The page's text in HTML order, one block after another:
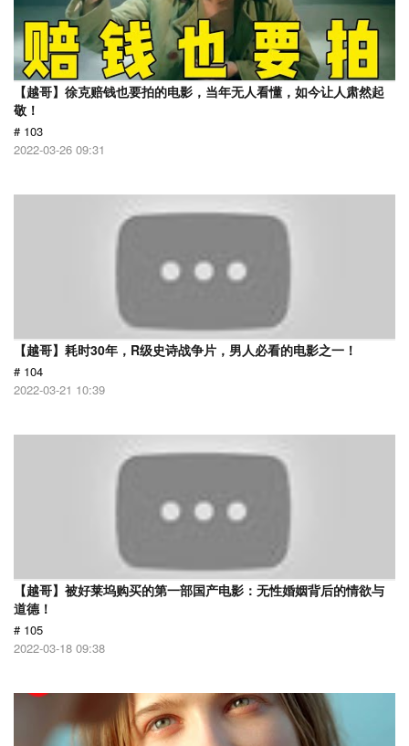
【越哥】徐克赔钱也要拍的电影，当年无人看懂，如今让人肃然起
敬！
# 103
2022-03-26 09:31
【越哥】耗时30年，R级史诗战争片，男人必看的电影之一！
# 104
2022-03-21 10:39
【越哥】被好莱坞购买的第一部国产电影：无性婚姻背后的情欲与
道德！
# 105
2022-03-18 09:38